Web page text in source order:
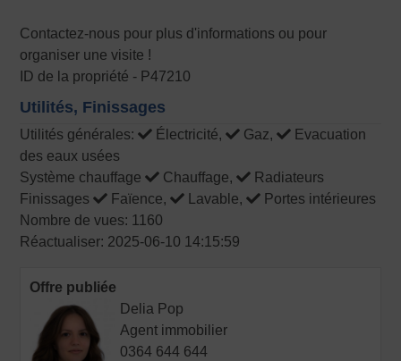
Contactez-nous pour plus d'informations ou pour
organiser une visite !
ID de la propriété - P47210
Utilités, Finissages
Utilités générales: Électricité, Gaz,
Evacuation
des eaux usées
Système chauffage
Chauffage,
Radiateurs
Finissages
Faïence, Lavable,
Portes intérieures
Nombre de vues: 1160
Réactualiser: 2025-06-10 14:15:59
Offre publiée
Delia Pop
Agent immobilier
0364 644 644